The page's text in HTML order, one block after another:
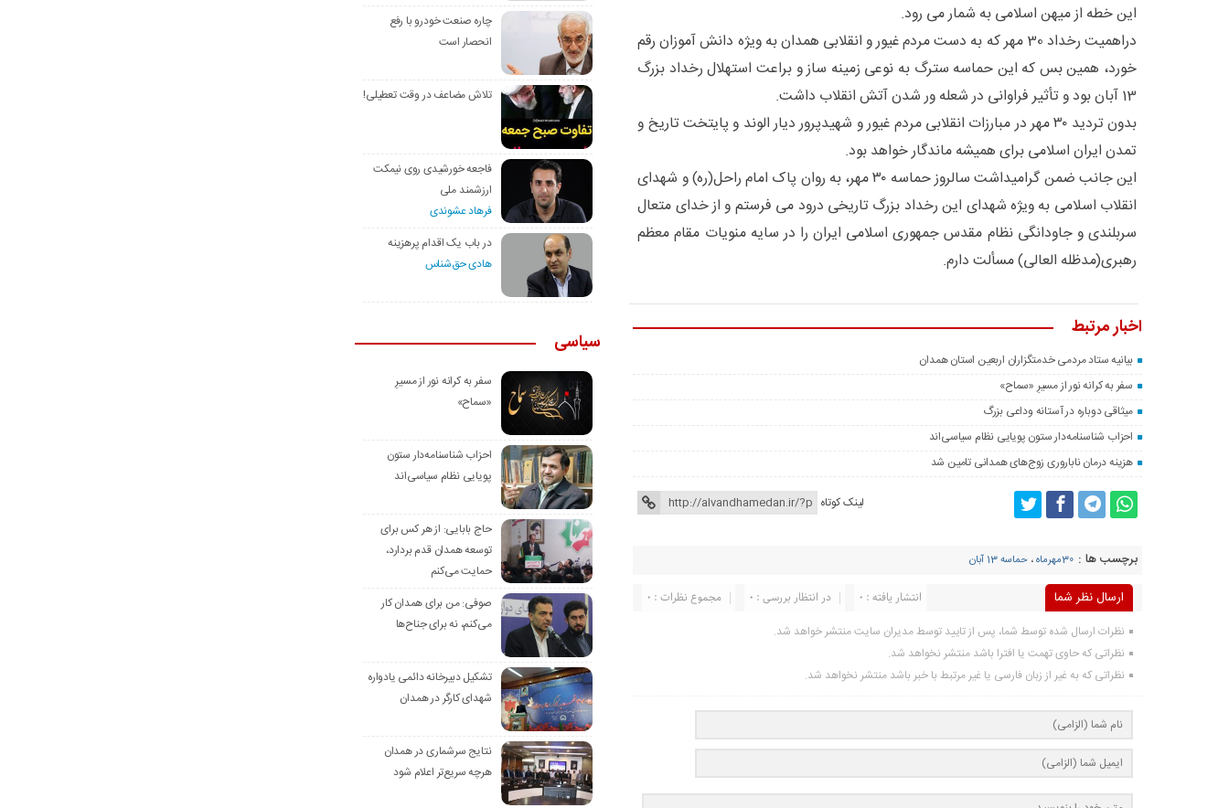
این خطه از میهن اسلامی به شمار می رود.
دراهمیت رخداد 30 مهر که به دست مردم غیور و انقلابی همدان به ویژه دانش آموزان رقم
خورد، همین بس که این حماسه سترگ به نوعی زمینه ساز و براعت استهلال رخداد بزرگ
13 آبان بود و تأثیر فراوانی در شعله ور شدن آتش انقلاب داشت.
بدون تردید ۳۰ مهر در مبارزات انقلابی مردم غیور و شهیدپرور دیار الوند و پایتخت تاریخ و
تمدن ایران اسلامی برای همیشه ماندگار خواهد بود.
این جانب ضمن گرامیداشت سالروز حماسه ۳۰ مهر، به روان پاک امام راحل(ره) و شهدای
انقلاب اسلامی به ویژه شهدای این رخداد بزرگ تاریخی درود می فرستم و از خدای متعال
سربلندی و جاودانگی نظام مقدس جمهوری اسلامی ایران را در سایه منویات مقام معظم
رهبری(مدظله العالی) مسألت دارم.
اخبار مرتبط
بیانیه ستاد مردمی خدمتگزاران اربعین استان همدان
سفر به کرانه‌ نور از مسیرِ «سماح»
میثاقی دوباره در آستانه‌ وداعی بزرگ
احزاب شناسنامه‌دار ستون پویایی نظام سیاسی‌اند
هزینه درمان ناباروری زوج‌های همدانی تامین شد
لینک کوتاه
برچسب ها : 30مهرماه ،حماسه 13 آبان
ارسال نظر شما مجموع نظرات : 0 در انتظار بررسی : 0 انتشار یافته : 0
نظرات ارسال شده توسط شما، پس از تایید توسط مدیران سایت منتشر خواهد شد.
نظراتی که حاوی تهمت یا افترا باشد منتشر نخواهد شد.
نظراتی که به غیر از زبان فارسی یا غیر مرتبط با خبر باشد منتشر نخواهد شد.
چاره صنعت خودرو با رفع
انحصار است
تلاش مضاعف در وقت تعطیلی!
فاجعه خورشیدی روی نیمکت
ارزشمند ملی
فرهاد عشوندی
در باب یک اقدام پرهزینه
هادی حق‌شناس
سیاسی
سفر به کرانه‌ نور از مسیرِ
«سماح»
احزاب شناسنامه‌دار ستون
پویایی نظام سیاسی‌اند
حاج بابایی: از هر کس برای
توسعه همدان قدم بردارد،
حمایت می‌کنم
صوفی: من برای همدان کار
می‌کنم، نه برای جناح‌ها
تشکیل دبیرخانه دائمی یادواره
شهدای کارگر در همدان
نتایج سرشماری در همدان
هرچه سریع‌تر اعلام شود